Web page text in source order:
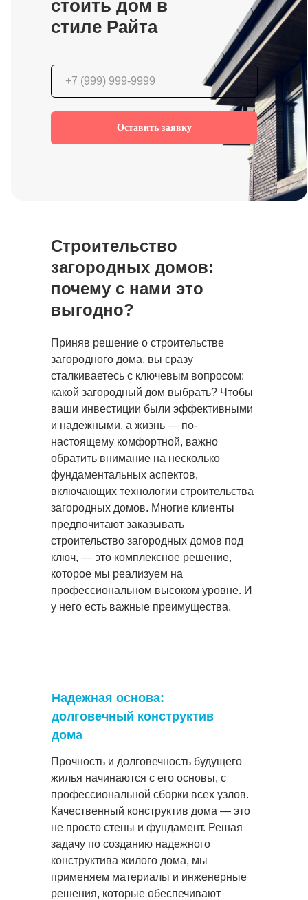
стоить дом в
стиле Райта
Оставить заявку
Строительство
загородных домов:
почему с нами это
выгодно?
Приняв решение о строительстве
загородного дома, вы сразу
сталкиваетесь с ключевым вопросом:
какой загородный дом выбрать? Чтобы
ваши инвестиции были эффективными
и надежными, а жизнь — по-
настоящему комфортной, важно
обратить внимание на несколько
фундаментальных аспектов,
включающих технологии строительства
загородных домов. Многие клиенты
предпочитают заказывать
строительство загородных домов под
ключ, — это комплексное решение,
которое мы реализуем на
профессиональном высоком уровне. И
у него есть важные преимущества.
Прочность и долговечность будущего
жилья начинаются с его основы, с
профессиональной сборки всех узлов.
Качественный конструктив дома — это
не просто стены и фундамент. Решая
задачу по созданию надежного
конструктива жилого дома, мы
применяем материалы и инженерные
решения, которые обеспечивают
Надежная основа:
долговечный конструктив
дома